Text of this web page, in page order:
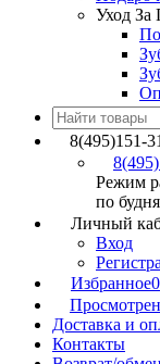
Уход За
8(495)151-
Режим
по
Личный
Вход
Избранное0
Доставка и
Контакты